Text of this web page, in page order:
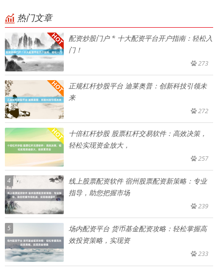
热门文章
配资炒股门户 * 十大配资平台开户指南：轻松入
门！
273
正规杠杆炒股平台 迪莱奥普：创新科技引领未
来
272
十倍杠杆炒股 股票杠杆交易软件：高效决策，
轻松实现资金放大，
257
4
线上股票配资软件 宿州股票配资新策略：专业
指导，助您把握市场
239
5
场内配资平台 货币基金配资攻略：轻松掌握高
效投资策略，实现资
233